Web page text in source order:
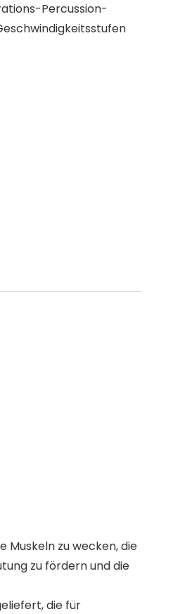
Percussion-
Muskeln zu wecken, die
zu fördern und die
die für